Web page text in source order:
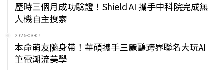
歷時三個月成功驗證！Shield AI 攜手中科院完成無
人機自主搜索
2026-08-07
本命萌友隨身帶！華碩攜手三麗鷗跨界聯名大玩AI
筆電潮流美學